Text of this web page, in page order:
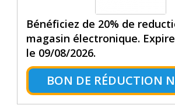
Bénéficiez de 20% de
magasin électronique. Expire
le 09/08/2026.
BON DE RÉDUCTION